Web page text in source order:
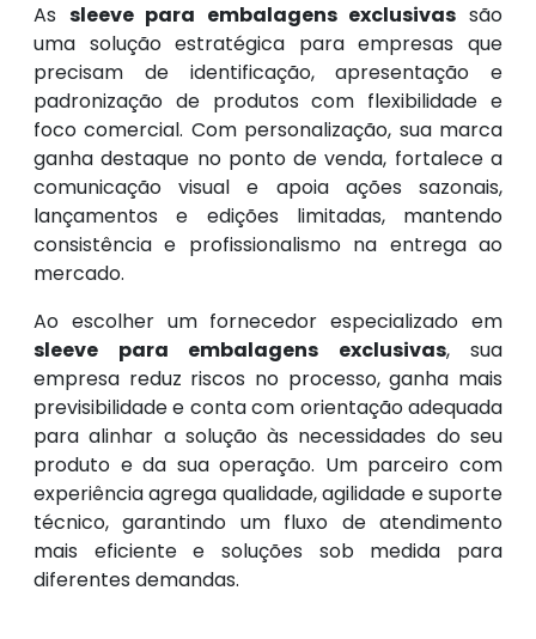
As sleeve para embalagens exclusivas são
uma solução estratégica para empresas que
precisam de identificação, apresentação e
padronização de produtos com flexibilidade e
foco comercial. Com personalização, sua marca
ganha destaque no ponto de venda, fortalece a
comunicação visual e apoia ações sazonais,
lançamentos e edições limitadas, mantendo
consistência e profissionalismo na entrega ao
mercado.
Ao escolher um fornecedor especializado em
sleeve para embalagens exclusivas, sua
empresa reduz riscos no processo, ganha mais
previsibilidade e conta com orientação adequada
para alinhar a solução às necessidades do seu
produto e da sua operação. Um parceiro com
experiência agrega qualidade, agilidade e suporte
técnico, garantindo um fluxo de atendimento
mais eficiente e soluções sob medida para
diferentes demandas.